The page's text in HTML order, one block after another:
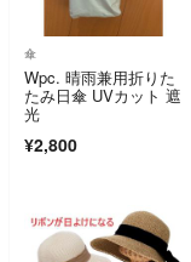
傘
Wpc. 晴雨兼用折りた
たみ日傘 UVカット 遮
光
¥2,800